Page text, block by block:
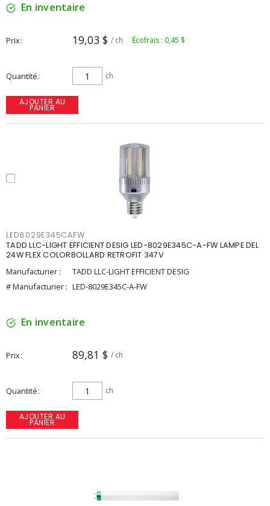
En inventaire
Prix 19,03 $ / ch Écofrais : 0,45 $
Quantité ch
AJOUTER AU
PANIER
LED8029E345CAFW
TADD LLC-LIGHT EFFICIENT DESIG LED-8029E345C-A-FW LAMPE DEL
24W FLEX COLORBOLLARD RETROFIT 347V
Manufacturier :
TADD LLC-LIGHT EFFICIENT DESIG
# Manufacturier : LED-8029E345C-A-FW
En inventaire
Prix 89,81 $ / ch
Quantité ch
AJOUTER AU
PANIER